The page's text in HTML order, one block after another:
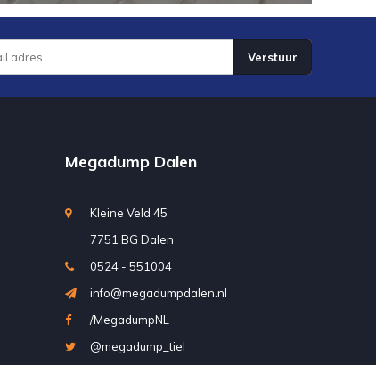
Verstuur
Megadump Dalen
Kleine Veld 45
7751 BG Dalen
0524 - 551004
info@megadumpdalen.nl
/MegadumpNL
@megadump_tiel